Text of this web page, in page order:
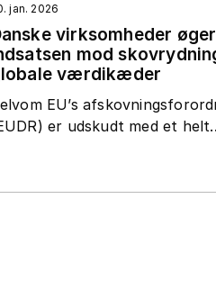
jan. 2026
virksomheder øger
mod
værdikæder
EU’s
er udskudt med et